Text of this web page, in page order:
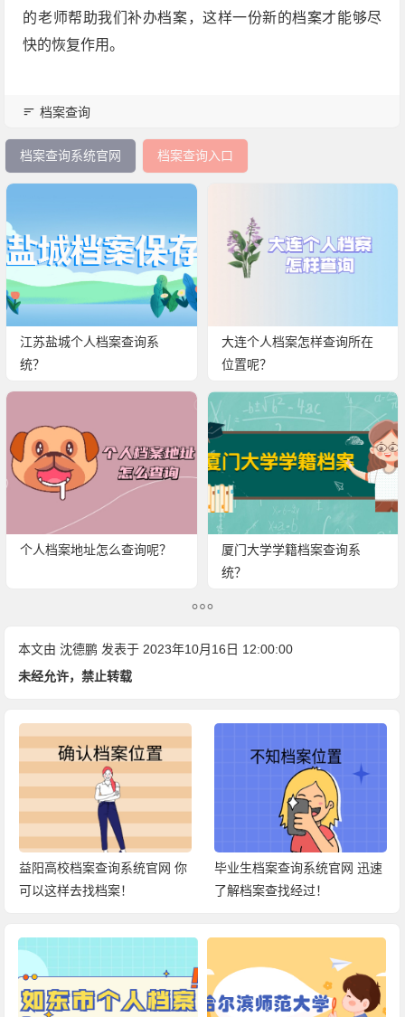
的老师帮助我们补办档案，这样一份新的档案才能够尽
快的恢复作用。
档案查询
档案查询系统官网 档案查询入口
江苏盐城个人档案查询系
统？
大连个人档案怎样查询所在
位置呢？
个人档案地址怎么查询呢？
厦门大学学籍档案查询系
统？
本文由沈德鹏 发表于 2023年10月16日 12:00:00
未经允许，禁止转载
毕业生档案查询系统官网 迅速
了解档案查找经过！
眉山档案网上查询官网 分享查
询档案的方式！